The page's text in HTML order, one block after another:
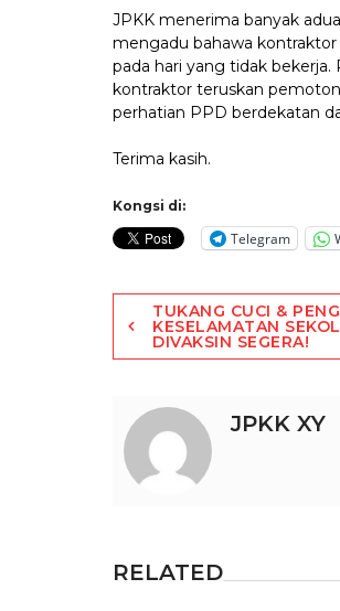
JPKK menerima banyak
mengadu bahawa
pada hari yang tidak bekerja.
kontraktor teruskan
perhatian PPD berdekatan
Terima kasih.
Kongsi di:
Telegram
Post
navigation
TUKANG CUCI &
KESELAMATAN
DIVAKSIN SEGERA!
JPKK XY
RELATED